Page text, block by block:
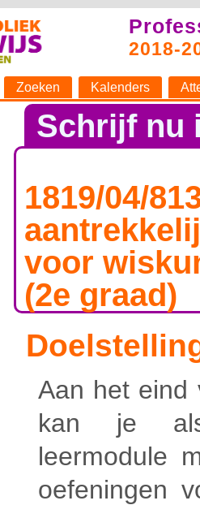
2018-
Zoeken Kalenders
Schrijf nu
1819/04/
voor
(2e graad)
Aan het eind
kan je
leermodule
oefeningen